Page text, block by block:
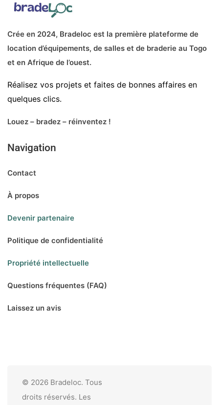
Crée en 2024, Bradeloc est la première plateforme de
location d’équipements, de salles et de braderie au Togo
et en Afrique de l’ouest.
Réalisez vos projets et faites de bonnes affaires en
quelques clics.
Louez – bradez – réinventez !
Navigation
Contact
À propos
Devenir partenaire
Politique de confidentialité
Propriété intellectuelle
Questions fréquentes (FAQ)
Laissez un avis
© 2026 Bradeloc. Tous
droits réservés. Les